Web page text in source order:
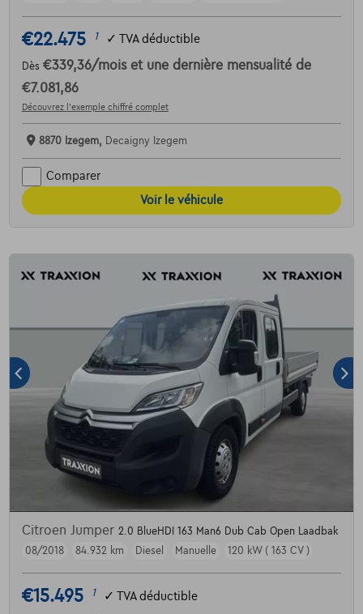
€22.475 1 ✓ TVA déductible
Dès €339,36/mois et une dernière mensualité de
€7.081,86
Découvrez l’exemple chiffré complet
8870 Izegem, Decaigny Izegem
Comparer
Voir le véhicule
Citroen Jumper 2.0 BlueHDI 163 Man6 Dub Cab Open Laadbak
08/2018
84.932 km Diesel Manuelle 120 kW ( 163 CV )
€15.495 1 ✓ TVA déductible